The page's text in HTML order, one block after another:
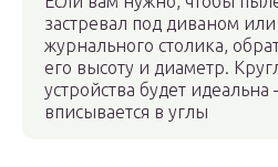
застревал под диваном
журнального столика,
его высоту и диаметр.
устройства будет
вписывается в углы